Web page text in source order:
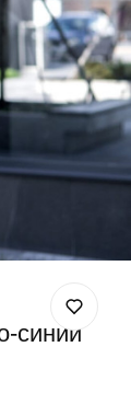
синий